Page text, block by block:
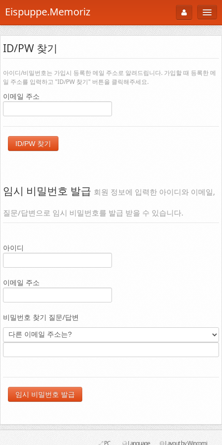
Eispuppe.Memoriz
About
AboutTori
Photo
B Cut
Portfolio
공부방
ID/PW 찾기
아이디/비밀번호는 가입시 등록한 메일 주소로 알려드립니다. 가입할 때 등록한 메
일 주소를 입력하고 "ID/PW 찾기" 버튼을 클릭해주세요.
이메일 주소
임시 비밀번호 발급 회원 정보에 입력한 아이디와 이메일,
질문/답변으로 임시 비밀번호를 발급 받을 수 있습니다.
아이디
이메일 주소
비밀번호 찾기 질문/답변
PC Language Layout by Wincomi